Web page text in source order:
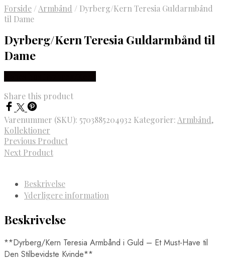
Forside / Armbånd / Dyrberg/Kern Teresia Guldarmbånd
til Dame
Dyrberg/Kern Teresia Guldarmbånd til
Dame
Share this product
Varenummer (SKU): 5703885204932 Kategorier:Armbånd,
Kollektioner
Previous Product
Next Product
Beskrivelse
Yderligere information
Beskrivelse
**Dyrberg/Kern Teresia Armbånd i Guld – Et Must-Have til
Den Stilbevidste Kvinde**